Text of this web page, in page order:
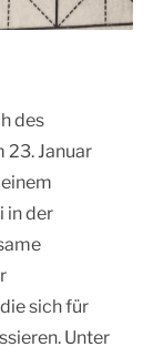
des
23. Januar
in der
sich für
Unter